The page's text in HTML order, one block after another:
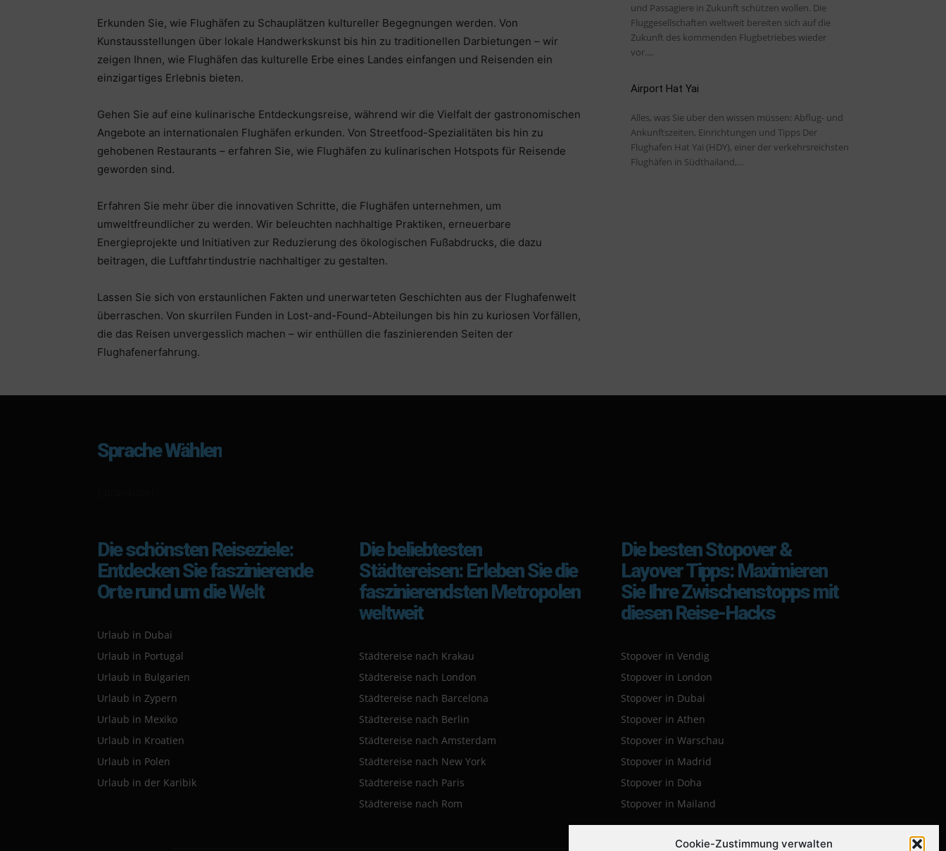
Cookie-Zustimmung verwalten
Erkunden Sie, wie Flughäfen zu Schauplätzen kultureller Begegnungen werden. Von
Kunstausstellungen über lokale Handwerkskunst bis hin zu traditionellen Darbietungen – wir
zeigen Ihnen, wie Flughäfen das kulturelle Erbe eines Landes einfangen und Reisenden ein
einzigartiges Erlebnis bieten.
Gehen Sie auf eine kulinarische Entdeckungsreise, während wir die Vielfalt der gastronomischen
Angebote an internationalen Flughäfen erkunden. Von Streetfood-Spezialitäten bis hin zu
gehobenen Restaurants – erfahren Sie, wie Flughäfen zu kulinarischen Hotspots für Reisende
geworden sind.
Erfahren Sie mehr über die innovativen Schritte, die Flughäfen unternehmen, um
umweltfreundlicher zu werden. Wir beleuchten nachhaltige Praktiken, erneuerbare
Energieprojekte und Initiativen zur Reduzierung des ökologischen Fußabdrucks, die dazu
beitragen, die Luftfahrtindustrie nachhaltiger zu gestalten.
Lassen Sie sich von erstaunlichen Fakten und unerwarteten Geschichten aus der Flughafenwelt
überraschen. Von skurrilen Funden in Lost-and-Found-Abteilungen bis hin zu kuriosen Vorfällen,
die das Reisen unvergesslich machen – wir enthüllen die faszinierenden Seiten der
Flughafenerfahrung.
und Passagiere in Zukunft schützen wollen. Die
Fluggesellschaften weltweit bereiten sich auf die
Zukunft des kommenden Flugbetriebes wieder
vor....
Airport Hat Yai
Alles, was Sie über den wissen müssen: Abflug- und
Ankunftszeiten, Einrichtungen und Tipps Der
Flughafen Hat Yai (HDY), einer der verkehrsreichsten
Flughäfen in Südthailand,...
Sprache Wählen
Die schönsten Reiseziele:
Entdecken Sie faszinierende
Orte rund um die Welt
Urlaub in Dubai
Urlaub in Portugal
Urlaub in Bulgarien
Urlaub in Zypern
Urlaub in Mexiko
Urlaub in Kroatien
Urlaub in Polen
Urlaub in der Karibik
Die beliebtesten
Städtereisen: Erleben Sie die
faszinierendsten Metropolen
weltweit
Städtereise nach Krakau
Städtereise nach London
Städtereise nach Barcelona
Städtereise nach Berlin
Städtereise nach Amsterdam
Städtereise nach New York
Städtereise nach Paris
Städtereise nach Rom
Die besten Stopover &
Layover Tipps: Maximieren
Sie Ihre Zwischenstopps mit
diesen Reise-Hacks
Stopover in Vendig
Stopover in London
Stopover in Dubai
Stopover in Athen
Stopover in Warschau
Stopover in Madrid
Stopover in Doha
Stopover in Mailand